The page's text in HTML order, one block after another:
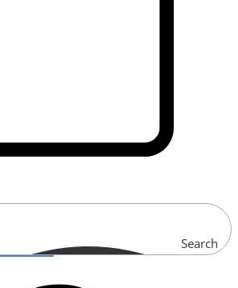
Search